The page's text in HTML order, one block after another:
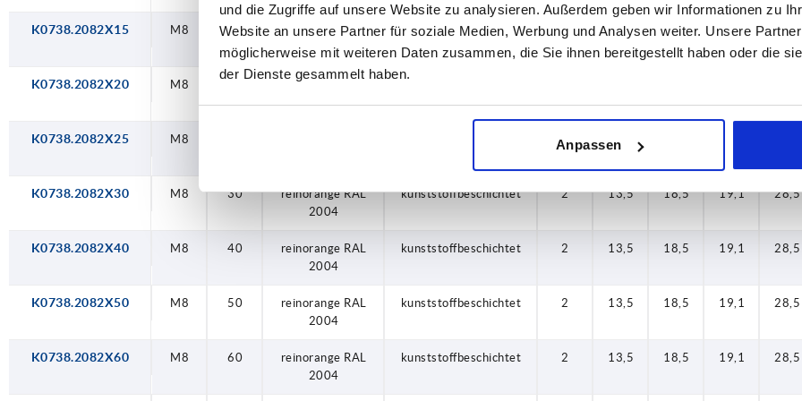
und die Zugriffe auf unsere Website zu analysieren. Außerdem geben wir Informationen zu
Website an unsere Partner für soziale Medien, Werbung und Analysen weiter. Unsere
möglicherweise mit weiteren Daten zusammen, die Sie ihnen bereitgestellt haben oder die
der Dienste gesammelt haben.
Anpassen
K0738.2082X15 M8 15
reinorange RAL
2004
kunststoffbeschichtet 2 13,5 18,5 19,1 28,5
K0738.2082X20 M8
reinorange RAL
2004
K0738.2082X25 M8 2
K0738.2082X30 M8 30
reinorange RAL
2004
kunststoffbeschichtet 2 13,5 18,5 19,1 28,5
K0738.2082X40 M8 40
reinorange RAL
2004
kunststoffbeschichtet 2 13,5 18,5 19,1 28,5
K0738.2082X50 M8 50
reinorange RAL
2004
kunststoffbeschichtet 2 13,5 18,5 19,1 28,5
K0738.2082X60 M8 60
reinorange RAL
2004
kunststoffbeschichtet 2 13,5 18,5 19,1 28,5